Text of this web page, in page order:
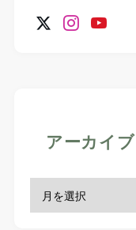
アーカイブ